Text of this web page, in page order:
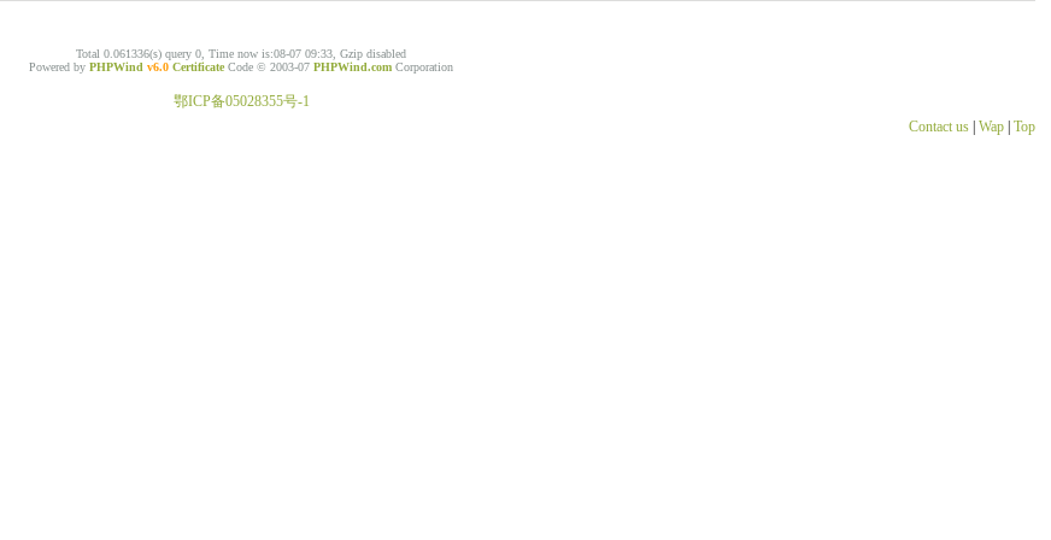
Total 0.061336(s) query 0, Time now is:08-07 09:33, Gzip disabled
Powered by PHPWind v6.0 Certificate Code © 2003-07 PHPWind.com Corporation
鄂ICP备05028355号-1
Contact us| Wap| Top